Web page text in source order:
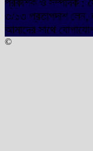
৩/১৩ প্রতাপদাশ লেন,
আমাদের সাথে
©